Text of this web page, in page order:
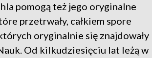
pomogą też jego oryginalne
przetrwały, całkiem spore
oryginalnie się znajdowały
Od kilkudziesięciu lat leżą w